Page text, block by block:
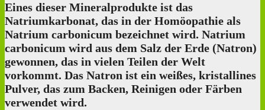
Eines dieser Mineralprodukte ist das
Natriumkarbonat, das in der Homöopathie als
Natrium carbonicum bezeichnet wird. Natrium
carbonicum wird aus dem Salz der Erde (Natron)
gewonnen, das in vielen Teilen der Welt
vorkommt. Das Natron ist ein weißes, kristallines
Pulver, das zum Backen, Reinigen oder Färben
verwendet wird.